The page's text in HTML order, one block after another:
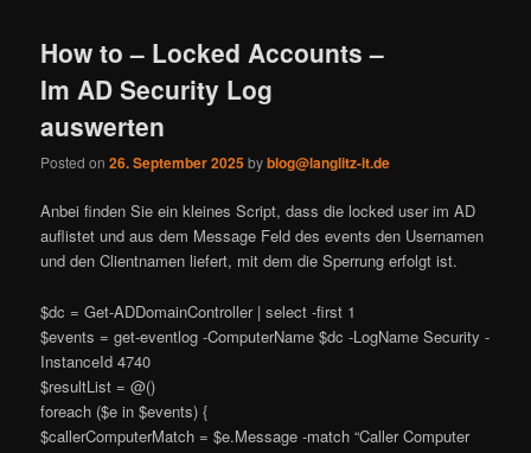
How to – Locked Accounts –
Im AD Security Log
auswerten
Posted on26. September 2025byblog@langlitz-it.de
Anbei finden Sie ein kleines Script, dass die locked user im AD
auflistet und aus dem Message Feld des events den Usernamen
und den Clientnamen liefert, mit dem die Sperrung erfolgt ist.
$dc = Get-ADDomainController | select -first 1
$events = get-eventlog -ComputerName $dc -LogName Security -
InstanceId 4740
$resultList = @()
foreach ($e in $events) {
$callerComputerMatch = $e.Message -match “Caller Computer